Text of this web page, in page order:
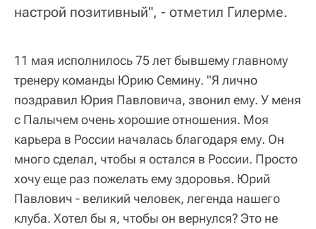
настрой позитивный", - отметил Гилерме.
11 мая исполнилось 75 лет бывшему главному
тренеру команды Юрию Семину. "Я лично
поздравил Юрия Павловича, звонил ему. У меня
с Палычем очень хорошие отношения. Моя
карьера в России началась благодаря ему. Он
много сделал, чтобы я остался в России. Просто
хочу еще раз пожелать ему здоровья. Юрий
Павлович - великий человек, легенда нашего
клуба. Хотел бы я, чтобы он вернулся? Это не